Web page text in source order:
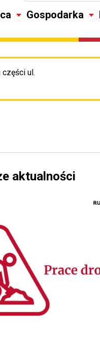
Gospodarka
ul.
do porzpedniego
aktualności